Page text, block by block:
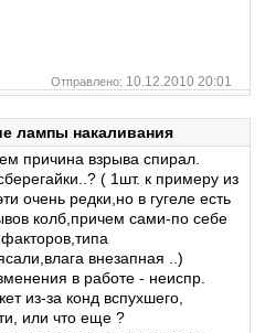
Отправлено: 10.12.2010 20:01
лампы накаливания
причина взрыва спирал.
( 1шт. к примеру из
очень редки,но в гугеле есть
колб,причем сами-по себе
внезапная ..)
в работе - неиспр.
из-за конд вспухшего,
или что еще ?